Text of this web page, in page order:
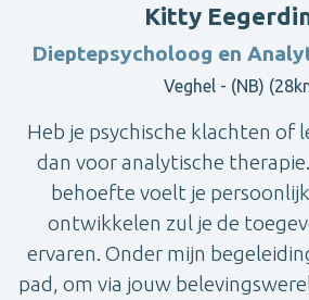
Kitty
Dieptepsycholoog en
Veghel - (NB)
Heb je psychische klachten of
dan voor analytische
behoefte voelt je
ontwikkelen zul je de
ervaren. Onder mijn
pad, om via jouw